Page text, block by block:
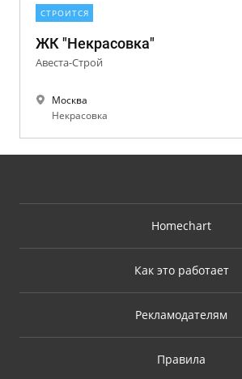
СТРОИТСЯ
ЖК "Некрасовка"
Авеста-Строй
Москва
Некрасовка
Homechart
Как это работает
Рекламодателям
Правила